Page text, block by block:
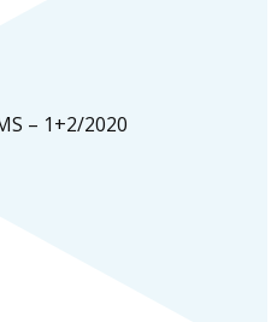
– 1+2/2020